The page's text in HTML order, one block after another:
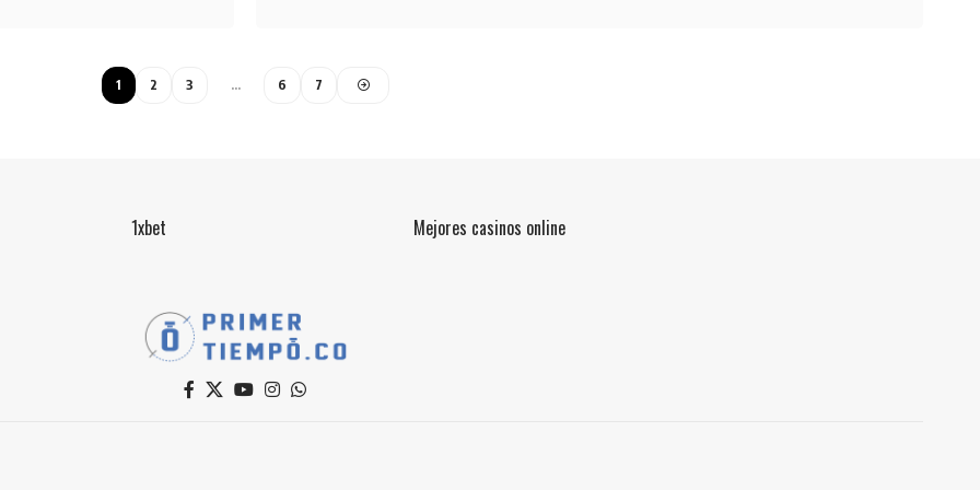
1 2 3 … 6 7
1xbet Mejores casinos online